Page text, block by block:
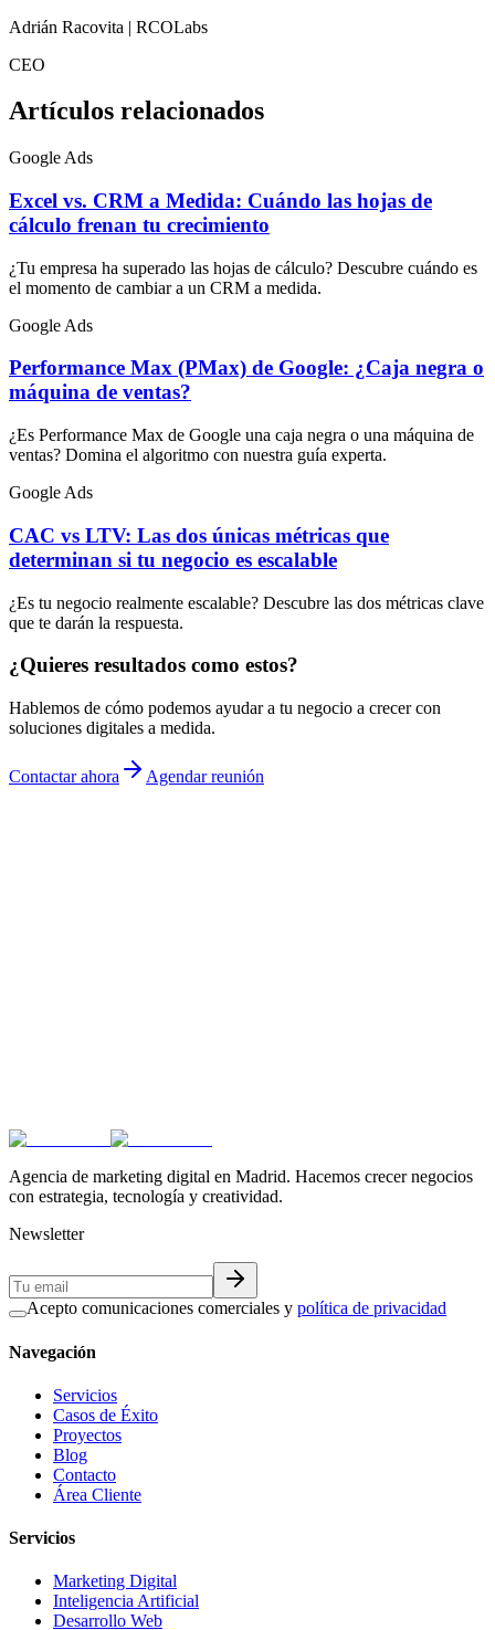
Adrián Racovita | RCOLabs
CEO
Artículos relacionados
Google Ads
Excel vs. CRM a Medida: Cuándo las hojas de
cálculo frenan tu crecimiento
¿Tu empresa ha superado las hojas de cálculo? Descubre cuándo es
el momento de cambiar a un CRM a medida.
Google Ads
Performance Max (PMax) de Google: ¿Caja negra o
máquina de ventas?
¿Es Performance Max de Google una caja negra o una máquina de
ventas? Domina el algoritmo con nuestra guía experta.
Google Ads
CAC vs LTV: Las dos únicas métricas que
determinan si tu negocio es escalable
¿Es tu negocio realmente escalable? Descubre las dos métricas clave
que te darán la respuesta.
¿Quieres resultados como estos?
Hablemos de cómo podemos ayudar a tu negocio a crecer con
soluciones digitales a medida.
Contactar ahora Agendar reunión
política de privacidad
Agencia de marketing digital en Madrid. Hacemos crecer negocios
con estrategia, tecnología y creatividad.
Newsletter
Acepto comunicaciones comerciales y política de privacidad
Navegación
Servicios
Casos de Éxito
Proyectos
Blog
Contacto
Área Cliente
Servicios
Marketing Digital
Inteligencia Artificial
Desarrollo Web